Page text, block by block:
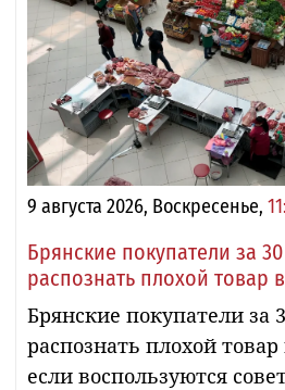
9 августа 2026, Воскресенье,
Брянские покупатели за
распознать плохой товар
Брянские покупатели за
распознать плохой
если воспользуются